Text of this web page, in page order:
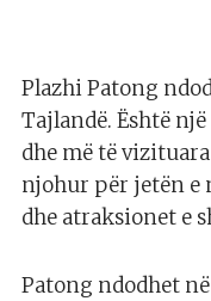
Plazhi Patong
Tajlandë. Është
dhe më të
njohur për jetën e
dhe atraksionet e
Patong ndodhet